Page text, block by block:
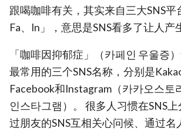
跟喝咖啡有关，其实来自三大SNS平
Fa、In」，意思是SNS看多了让人产
「咖啡因抑郁症」（카페인 우울증
最常用的三个SNS名称，分别是
Facebook和Instagram（카카오스토
인스타그램）。 很多人习惯在SNS
过朋友的SNS互相关心问候、通过名